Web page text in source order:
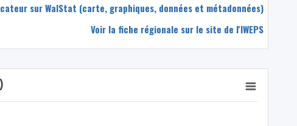
sur WalStat (carte, graphiques, données et métadonnées)
Voir la fiche régionale sur le site de l'IWEPS